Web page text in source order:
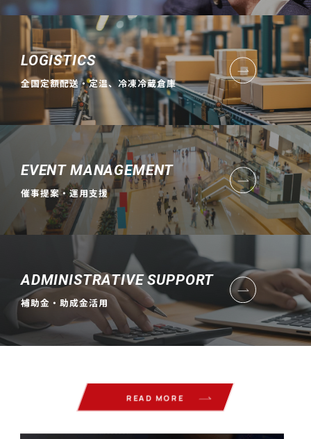
LOGISTICS
全国定額配送・定温、冷凍冷蔵倉庫
EVENT MANAGEMENT
催事提案・運用支援
ADMINISTRATIVE SUPPORT
補助金・助成金活用
READ MORE